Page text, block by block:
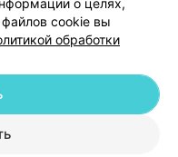
| 220012, Республика Беларусь,
о целях,
cookie вы
обработки